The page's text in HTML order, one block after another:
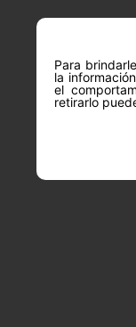
Para
la
el
retirarlo